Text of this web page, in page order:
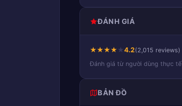
ĐÁNH GIÁ
★★★★★4.2(2,015 reviews)
Đánh giá từ người dùng thực tế
BẢN ĐỒ